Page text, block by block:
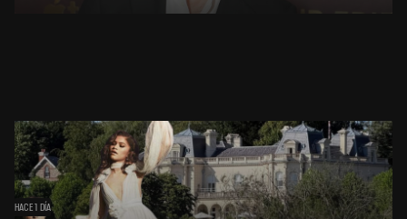
HACE 1 DÍA